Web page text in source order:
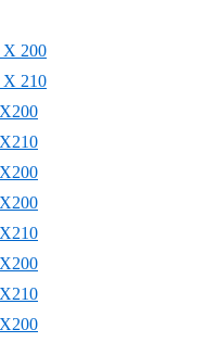
X 200
X 210